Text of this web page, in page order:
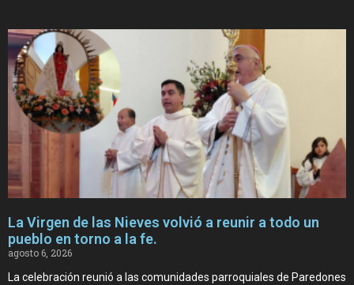
La Virgen de las Nieves volvió a reunir a todo un
pueblo en torno a la fe.
agosto 6, 2026
La celebración reunió a las comunidades parroquiales de Paredones